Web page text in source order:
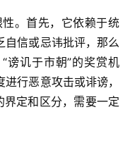
自信或忌讳批评，那么
谤讥于市朝”的奖赏机
行恶意攻击或诽谤，
界定和区分，需要一定